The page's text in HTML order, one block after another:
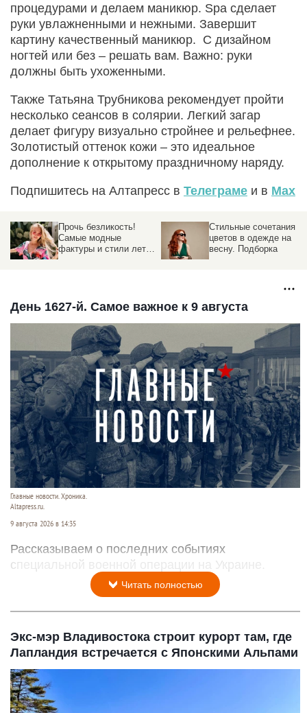
процедурами и делаем маникюр. Spa сделает
руки увлажненными и нежными. Завершит
картину качественный маникюр. С дизайном
ногтей или без – решать вам. Важно: руки
должны быть ухоженными.
Также Татьяна Трубникова рекомендует пройти
несколько сеансов в солярии. Легкий загар
делает фигуру визуально стройнее и рельефнее.
Золотистый оттенок кожи – это идеальное
дополнение к открытому праздничному наряду.
Подпишитесь на Алтапресс в Телеграме и в Max
Стильные сочетания
цветов в одежде на
весну. Подборка
Тренды маникюра на
весну 2026. Подборка
День 1627-й. Самое важное к 9 августа
Главные новости. Хроника.
Altapress.ru.
9 августа 2026 в 14:35
Рассказываем о последних событиях
специальной военной операции на Украине.
Читать полностью
Экс-мэр Владивостока строит курорт там, где
Лапландия встречается с Японскими Альпами